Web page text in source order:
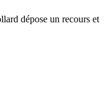
dépose un recours et